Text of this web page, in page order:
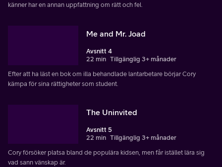
känner har en annan uppfattning om rätt och fel.
Me and Mr. Joad
Avsnitt 4
22 min Tillgänglig 3+ månader
Efter att ha läst en bok om illa behandlade lantarbetare börjar Cory
kämpa för sina rättigheter som student.
The Uninvited
Avsnitt 5
22 min Tillgänglig 3+ månader
Cory försöker platsa bland de populära kidsen, men får istället lära sig
vad sann vänskap är.